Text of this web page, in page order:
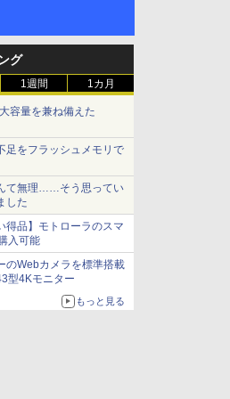
グ
1週間 1カ月
容量を兼ね備えた
足をフラッシュメモリで
て無理……そう思ってい
した
得品】モトローラのスマ
入可能
のWebカメラを標準搭載
型4Kモニター
もっと見る